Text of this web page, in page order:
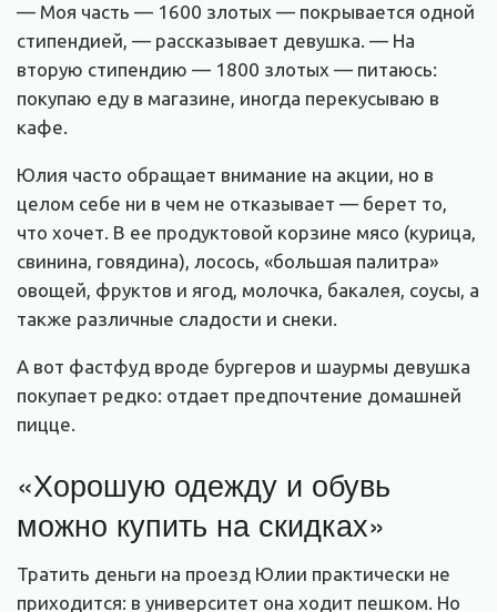
— Моя часть — 1600 злотых — покрывается одной
стипендией, — рассказывает девушка. — На
вторую стипендию — 1800 злотых — питаюсь:
покупаю еду в магазине, иногда перекусываю в
кафе.
Юлия часто обращает внимание на акции, но в
целом себе ни в чем не отказывает — берет то,
что хочет. В ее продуктовой корзине мясо (курица,
свинина, говядина), лосось, «большая палитра»
овощей, фруктов и ягод, молочка, бакалея, соусы, а
также различные сладости и снеки.
А вот фастфуд вроде бургеров и шаурмы девушка
покупает редко: отдает предпочтение домашней
пицце.
«Хорошую одежду и обувь
можно купить на скидках»
Тратить деньги на проезд Юлии практически не
приходится: в университет она ходит пешком. Но